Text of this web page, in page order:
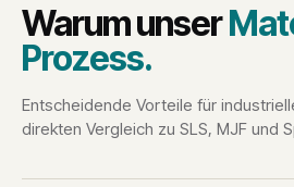
Warum unser
Prozess.
Entscheidende Vorteile für
direkten Vergleich zu SLS, MJF und